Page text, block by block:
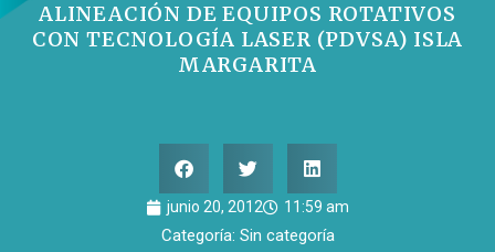
ALINEACIÓN DE EQUIPOS ROTATIVOS
CON TECNOLOGÍA LASER (PDVSA) ISLA
MARGARITA
junio 20, 2012 11:59 am
Categoría: Sin categoría